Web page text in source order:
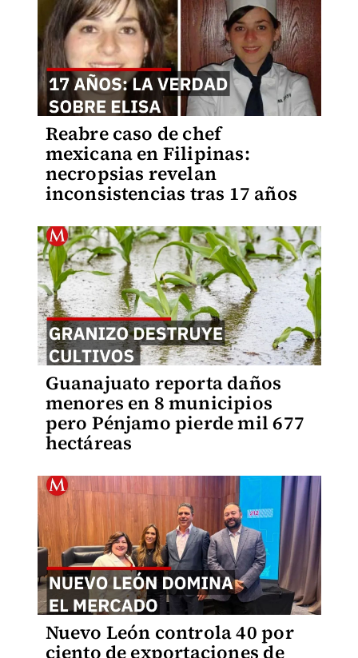
Reabre caso de chef
mexicana en Filipinas:
necropsias revelan
inconsistencias tras 17 años
Guanajuato reporta daños
menores en 8 municipios
pero Pénjamo pierde mil 677
hectáreas
Nuevo León controla 40 por
ciento de exportaciones de